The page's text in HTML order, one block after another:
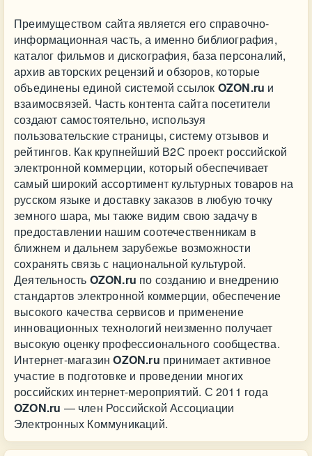
Преимуществом сайта является его справочно-
информационная часть, а именно библиография,
каталог фильмов и дискография, база персоналий,
архив авторских рецензий и обзоров, которые
объединены единой системой ссылок OZON.ru и
взаимосвязей. Часть контента сайта посетители
создают самостоятельно, используя
пользовательские страницы, систему отзывов и
рейтингов. Как крупнейший В2С проект российской
электронной коммерции, который обеспечивает
самый широкий ассортимент культурных товаров на
русском языке и доставку заказов в любую точку
земного шара, мы также видим свою задачу в
предоставлении нашим соотечественникам в
ближнем и дальнем зарубежье возможности
сохранять связь с национальной культурой.
Деятельность OZON.ru по созданию и внедрению
стандартов электронной коммерции, обеспечение
высокого качества сервисов и применение
инновационных технологий неизменно получает
высокую оценку профессионального сообщества.
Интернет-магазинOZON.ru принимает активное
участие в подготовке и проведении многих
российских интернет-мероприятий. С 2011 года
OZON.ru — член Российской Ассоциации
Электронных Коммуникаций.